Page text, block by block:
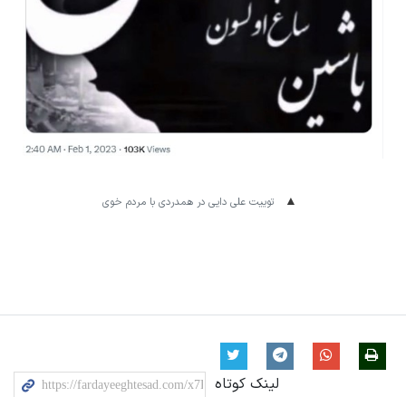
توییت علی دایی در همدردی با مردم خوی
لینک کوتاه